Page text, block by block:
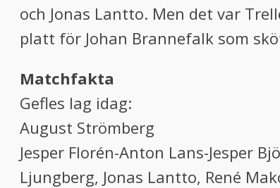
och Jonas Lantto. Men det var
platt för Johan Brannefalk som
Matchfakta
Gefles lag idag:
August Strömberg
Jesper Florén-Anton Lans-Jesper
Ljungberg, Jonas Lantto, René